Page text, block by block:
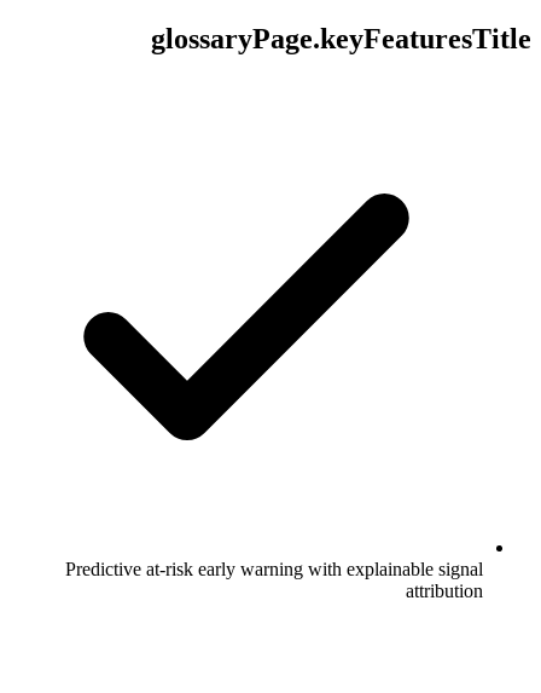
glossaryPage.keyFeaturesTitle
Predictive at-risk early warning with explainable signal
attribution